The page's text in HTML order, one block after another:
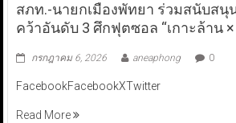
สภท.-นายกเมืองพัทยา ร่วมสนับสนุ
คว้าอันดับ 3 ศึกฟุตซอล “เกาะล้าน
กรกฎาคม 6, 2026 aneaphong 0
FacebookFacebookXTwitter
Read More